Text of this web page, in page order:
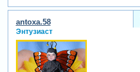
antoxa.58
Энтузиаст